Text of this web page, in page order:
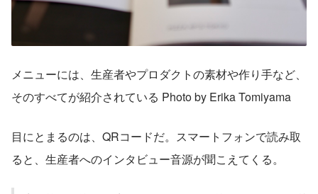
メニューには、生産者やプロダクトの素材や作り手など、
そのすべてが紹介されている Photo by Erika Tomiyama
目にとまるのは、QRコードだ。スマートフォンで読み取
ると、生産者へのインタビュー音源が聞こえてくる。